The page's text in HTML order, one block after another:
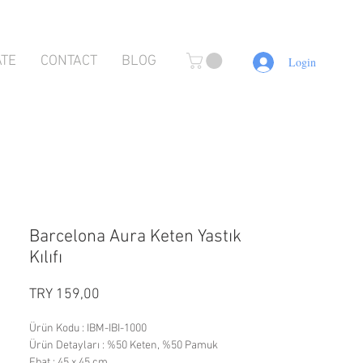
CONTACT BLOG Login
Barcelona Aura Keten Yastık
Kılıfı
TRY 159,00
Ürün Kodu : IBM-IBI-1000
Ürün Detayları : %50 Keten, %50 Pamuk